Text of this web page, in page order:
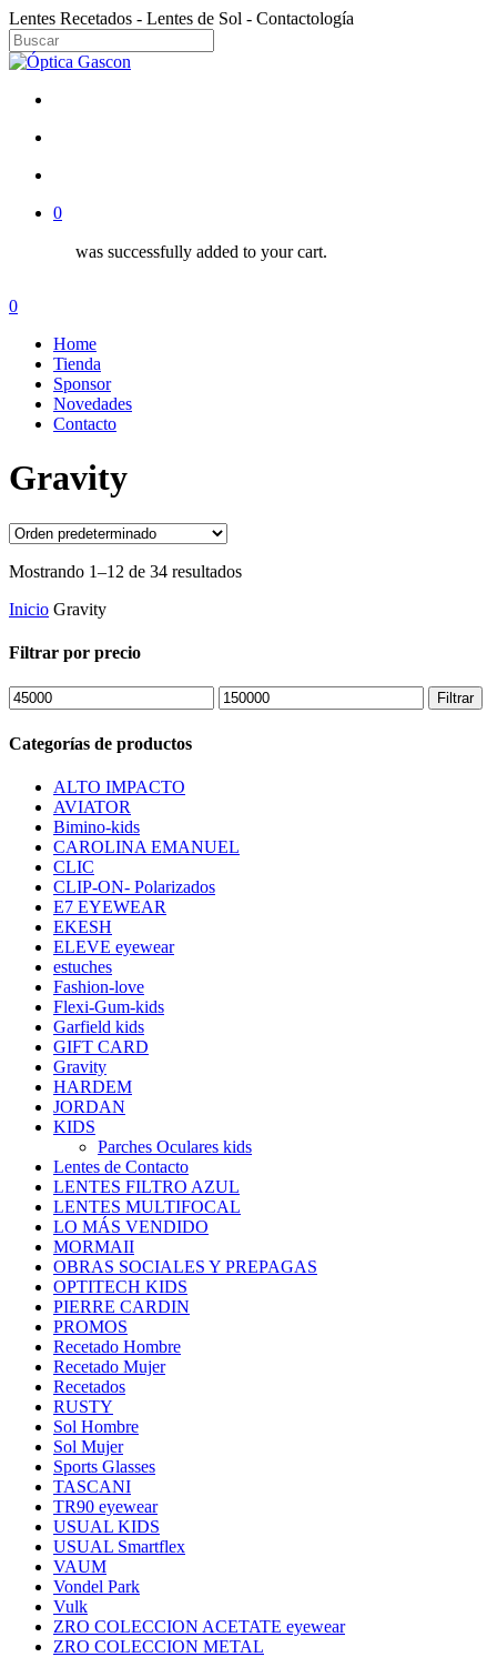
Skip
to
main
content
Lentes Recetados - Lentes de Sol - Contactología
Close
0
was successfully added to your cart.
Menu
search
account
0
Home
Tienda
Sponsor
Novedades
Contacto
Gravity
Mostrando 1–12 de 34 resultados
Inicio Gravity
Filtrar por precio
Precio
mínimo
Precio
máximo
Filtrar
Categorías de productos
ALTO IMPACTO
AVIATOR
Bimino-kids
CAROLINA EMANUEL
CLIC
CLIP-ON- Polarizados
E7 EYEWEAR
EKESH
ELEVE eyewear
estuches
Fashion-love
Flexi-Gum-kids
Garfield kids
GIFT CARD
Gravity
HARDEM
JORDAN
KIDS
Parches Oculares kids
Lentes de Contacto
LENTES FILTRO AZUL
LENTES MULTIFOCAL
LO MÁS VENDIDO
MORMAII
OBRAS SOCIALES Y PREPAGAS
OPTITECH KIDS
PIERRE CARDIN
PROMOS
Recetado Hombre
Recetado Mujer
Recetados
RUSTY
Sol Hombre
Sol Mujer
Sports Glasses
TASCANI
TR90 eyewear
USUAL KIDS
USUAL Smartflex
VAUM
Vondel Park
Vulk
ZRO COLECCION ACETATE eyewear
ZRO COLECCION METAL